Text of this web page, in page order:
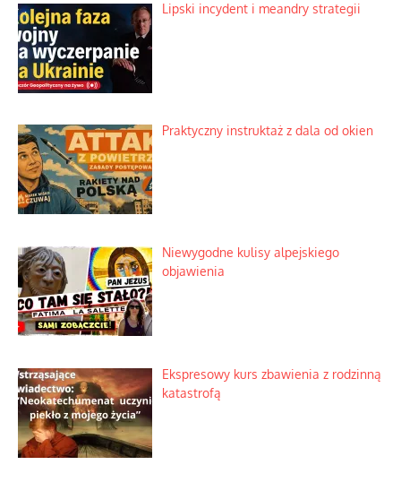
Lipski incydent i meandry strategii
Praktyczny instruktaż z dala od okien
Niewygodne kulisy alpejskiego
objawienia
Ekspresowy kurs zbawienia z rodzinną
katastrofą